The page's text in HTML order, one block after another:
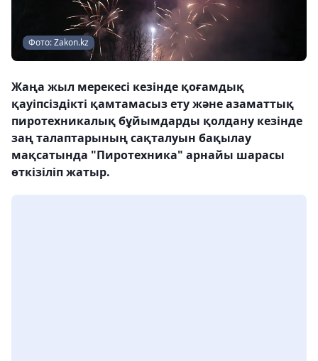
Фото: Zakon.kz
Жаңа жыл мерекесі кезінде қоғамдық
қауіпсіздікті қамтамасыз ету және азаматтық
пиротехникалық бұйымдарды қолдану кезінде
заң талаптарының сақталуын бақылау
мақсатында "Пиротехника" арнайы шарасы
өткізіліп жатыр.